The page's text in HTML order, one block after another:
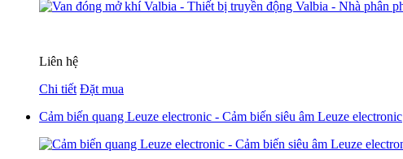
Liên hệ
Chi tiết Đặt mua
Cảm biến quang Leuze electronic - Cảm biến siêu âm Leuze electronic